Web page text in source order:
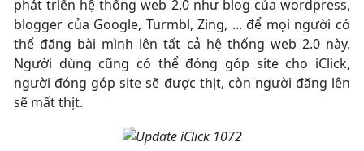
phát triển hệ thống web 2.0 như blog của wordpress,
blogger của Google, Turmbl, Zing, ... để mọi người có
thể đăng bài mình lên tất cả hệ thống web 2.0 này.
Người dùng cũng có thể đóng góp site cho iClick,
người đóng góp site sẽ được thịt, còn người đăng lên
sẽ mất thịt.